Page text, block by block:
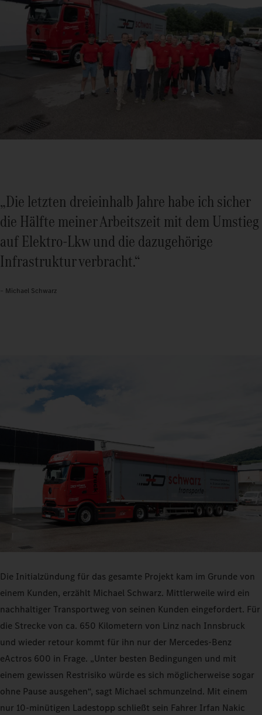
„Die letzten dreieinhalb Jahre habe ich sicher
die Hälfte meiner Arbeitszeit mit dem Umstieg
auf Elektro-Lkw und die dazugehörige
Infrastruktur verbracht.“
– Michael Schwarz
Die Initialzündung für das gesamte Projekt kam im Grunde von
einem Kunden, erzählt Michael Schwarz. Mittlerweile wird ein
nachhaltiger Transportweg von seinen Kunden eingefordert. Für
die Strecke von ca. 650 Kilometern von Linz nach Innsbruck
und wieder retour kommt für ihn nur der Mercedes-Benz
eActros 600 in Frage. „Unter besten Bedingungen und mit
einem gewissen Restrisiko würde es sich möglicherweise sogar
ohne Pause ausgehen“, sagt Michael schmunzelnd. Mit einem
nur 10-minütigen Ladestopp schließt sein Fahrer Irfan Nakic